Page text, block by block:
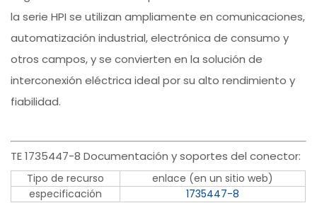
la serie HPI se utilizan ampliamente en comunicaciones,
automatización industrial, electrónica de consumo y
otros campos, y se convierten en la solución de
interconexión eléctrica ideal por su alto rendimiento y
fiabilidad.
TE 1735447-8 Documentación y soportes del conector:
Tipo de recurso
enlace (en un sitio web)
especificación
1735447-8